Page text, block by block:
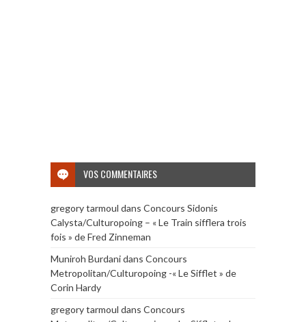
VOS COMMENTAIRES
gregory tarmoul dans Concours Sidonis
Calysta/Culturopoing – « Le Train sifflera trois
fois » de Fred Zinneman
Muniroh Burdanidans Concours
Metropolitan/Culturopoing -« Le Sifflet » de
Corin Hardy
gregory tarmoul dans Concours